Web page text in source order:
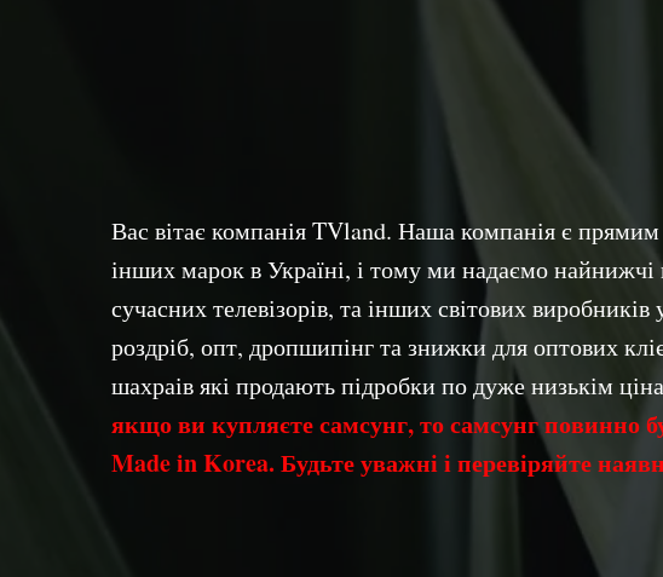
Вас вітає компанія TVland. Наша компанія є
інших марок в Україні, і тому ми надаємо найнижчі
сучасних телевізорів, та інших світових
роздріб, опт, дропшипінг та знижки для оптових
шахраів які продають підробки по дуже низькім
якщо ви купляєте самсунг, то самсунг повинно
Made in Korea. Будьте уважні і перевіряйте